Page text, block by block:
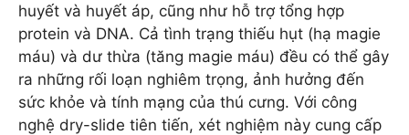
huyết và huyết áp, cũng như hỗ trợ tổng hợp
protein và DNA. Cả tình trạng thiếu hụt (hạ magie
máu) và dư thừa (tăng magie máu) đều có thể gây
ra những rối loạn nghiêm trọng, ảnh hưởng đến
sức khỏe và tính mạng của thú cưng. Với công
nghệ dry-slide tiên tiến, xét nghiệm này cung cấp